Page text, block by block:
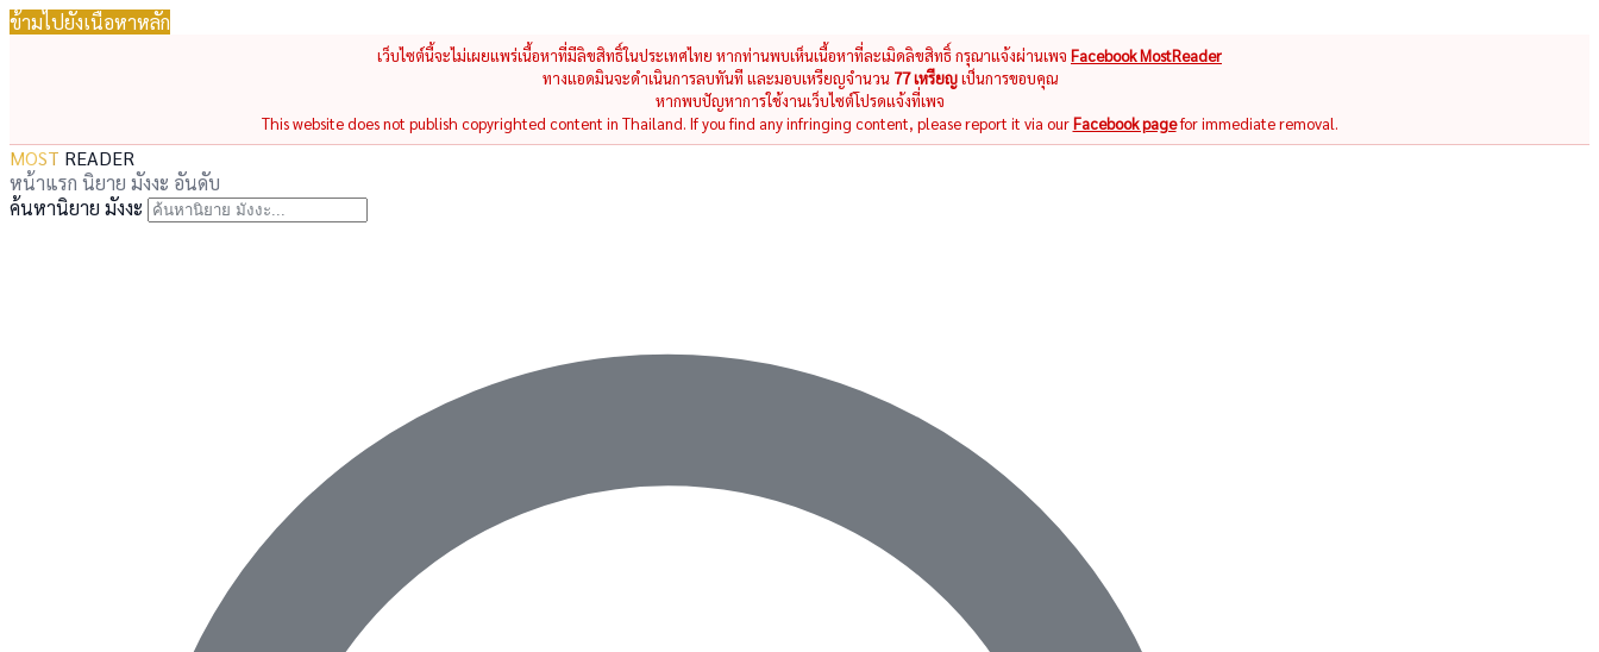
ข้ามไปยังเนื้อหาหลัก
เว็บไซต์นี้จะไม่เผยแพร่เนื้อหาที่มีลิขสิทธิ์ในประเทศไทย หากท่านพบเห็นเนื้อหาที่ละเมิดลิขสิทธิ์ กรุณาแจ้งผ่านเพจ Facebook MostReader
ทางแอดมินจะดำเนินการลบทันที และมอบเหรียญจำนวน 77 เหรียญเป็นการขอบคุณ
หากพบปัญหาการใช้งานเว็บไซต์โปรดแจ้งที่เพจ
This website does not publish copyrighted content in Thailand. If you find any infringing content, please report it via ourFacebook pagefor immediate removal.
MOST READER
หน้าแรก นิยาย มังงะ อันดับ
ค้นหานิยาย มังงะ